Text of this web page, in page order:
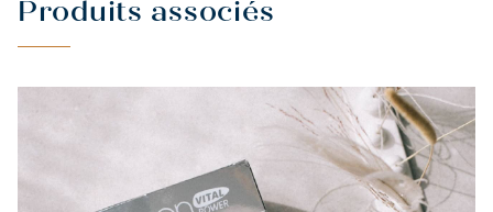
Produits associés